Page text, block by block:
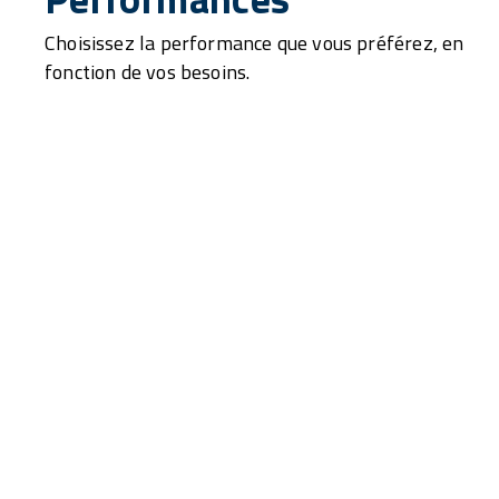
Choisissez la performance que vous préférez, en
fonction de vos besoins.